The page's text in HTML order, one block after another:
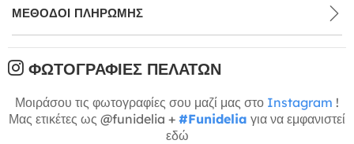
ΜΕΘΌΔΟΙ ΠΛΗΡΩΜΉΣ
ΦΩΤΟΓΡΑΦΊΕΣ ΠΕΛΑΤΏΝ
Μοιράσου τις φωτογραφίες σου μαζί μας στο Instagram !
Μας ετικέτες ως @funidelia + #Funidelia για να εμφανιστεί
εδώ